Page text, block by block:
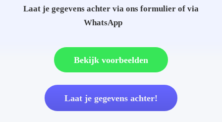
Laat je gegevens achter via ons formulier of via
WhatsApp
Bekijk voorbeelden
Laat je gegevens achter!